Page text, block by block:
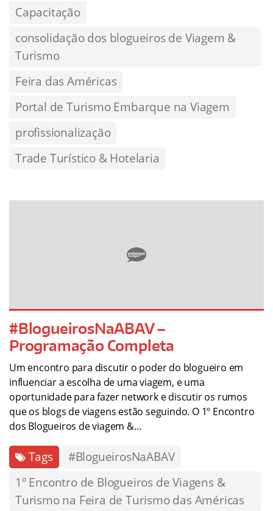
Capacitação
consolidação dos blogueiros de Viagem &
Turismo
Feira das Américas
Portal de Turismo Embarque na Viagem
profissionalização
Trade Turístico & Hotelaria
#BlogueirosNaABAV –
Programação Completa
Um encontro para discutir o poder do blogueiro em
influenciar a escolha de uma viagem, e uma
oportunidade para fazer network e discutir os rumos
que os blogs de viagens estão seguindo. O 1º Encontro
dos Blogueiros de viagem &…
Tags
#BlogueirosNaABAV
1º Encontro de Blogueiros de Viagens &
Turismo na Feira de Turismo das Américas